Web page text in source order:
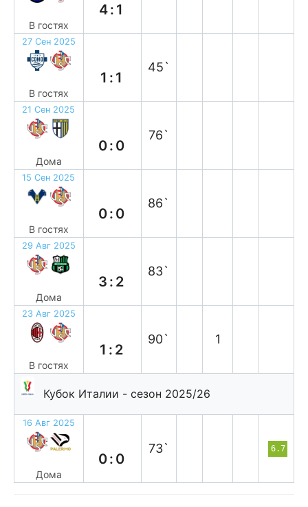
В гостях
4:1
27 Сен 2025
В гостях
1:1
45`
21 Сен 2025
Дома
0:0
76`
15 Сен 2025
В гостях
0:0
86`
29 Авг 2025
Дома
3:2
83`
23 Авг 2025
В гостях
1:2
90` 1
Кубок Италии - сезон 2025/26
16 Авг 2025
Дома
0:0
73` 6.7